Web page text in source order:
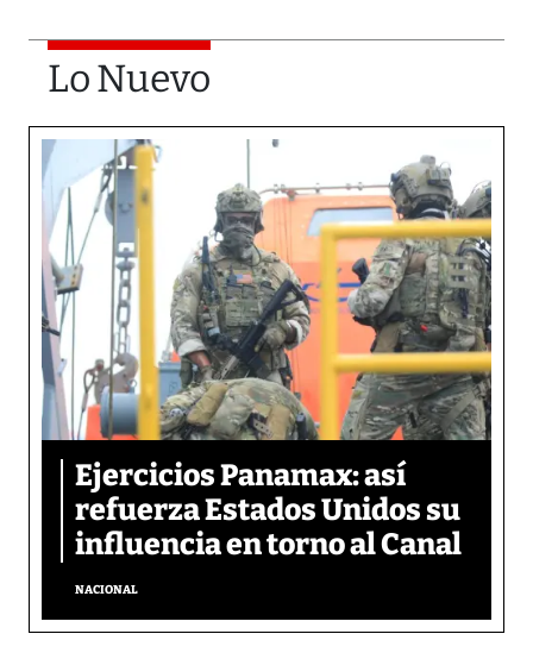
Lo Nuevo
Ejercicios Panamax: así
refuerza Estados Unidos su
influencia en torno al Canal
NACIONAL